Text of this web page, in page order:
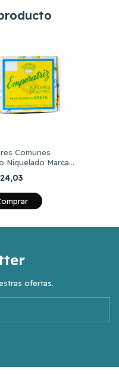
Comunes
Niquelado Marca
De 46 Gs
ofertas.